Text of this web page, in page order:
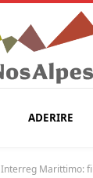
ADERIRE
Interreg Marittimo: